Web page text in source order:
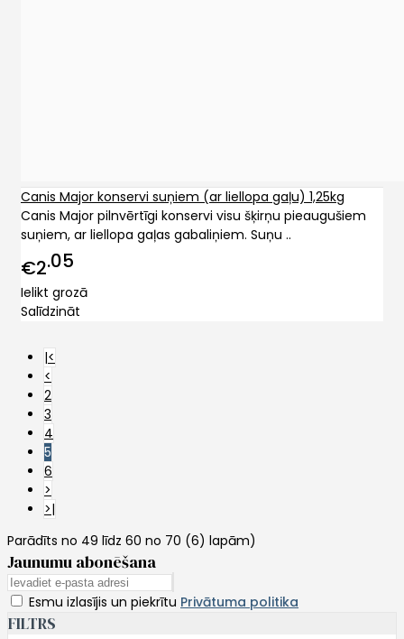
Canis Major konservi suņiem (ar liellopa gaļu) 1,25kg
Canis Major pilnvērtīgi konservi visu šķirņu pieaugušiem
suņiem, ar liellopa gaļas gabaliņiem. Suņu ..
€2 05
Ielikt grozā
Salīdzināt
|<
<
2
3
4
5
6
>
>|
Parādīts no 49 līdz 60 no 70 (6) lapām)
Jaunumu abonēšana
Esmu izlasījis un piekrītu Privātuma politika
FILTRS